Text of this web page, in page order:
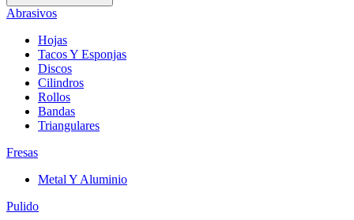
Abrasivos
Hojas
Tacos Y Esponjas
Discos
Cilindros
Rollos
Bandas
Triangulares
Fresas
Metal Y Aluminio
Pulido